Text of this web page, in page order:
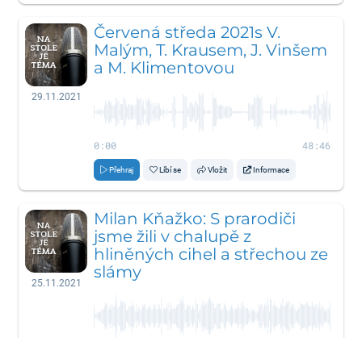
29.11.2021
Červená středa 2021s V.
Malým, T. Krausem, J. Vinšem
a M. Klimentovou
0:00 48:46
Přehraj Líbí se Vložit Informace
25.11.2021
Milan Kňažko: S prarodiči
jsme žili v chalupě z
hliněných cihel a střechou ze
slámy